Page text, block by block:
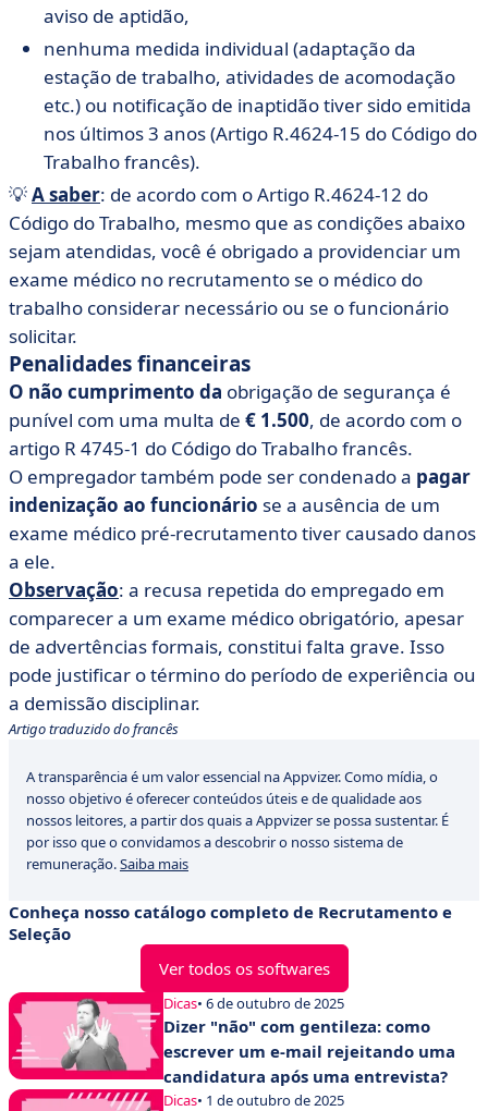
aviso de aptidão,
nenhuma medida individual (adaptação da
estação de trabalho, atividades de acomodação
etc.) ou notificação de inaptidão tiver sido emitida
nos últimos 3 anos (Artigo R.4624-15 do Código do
Trabalho francês).
💡A saber: de acordo com o Artigo R.4624-12 do
Código do Trabalho, mesmo que as condições abaixo
sejam atendidas, você é obrigado a providenciar um
exame médico no recrutamento se o médico do
trabalho considerar necessário ou se o funcionário
solicitar.
Penalidades financeiras
O não cumprimento da obrigação de segurança é
punível com uma multa de € 1.500, de acordo com o
artigo R 4745-1 do Código do Trabalho francês.
O empregador também pode ser condenado a pagar
indenização ao funcionário se a ausência de um
exame médico pré-recrutamento tiver causado danos
a ele.
Observação: a recusa repetida do empregado em
comparecer a um exame médico obrigatório, apesar
de advertências formais, constitui falta grave. Isso
pode justificar o término do período de experiência ou
a demissão disciplinar.
Artigo traduzido do francês
A transparência é um valor essencial na Appvizer. Como mídia, o
nosso objetivo é oferecer conteúdos úteis e de qualidade aos
nossos leitores, a partir dos quais a Appvizer se possa sustentar. É
por isso que o convidamos a descobrir o nosso sistema de
remuneração.Saiba mais
Conheça nosso catálogo completo de Recrutamento e
Seleção
Ver todos os softwares
Dicas• 6 de outubro de 2025
Dizer "não" com gentileza: como
escrever um e-mail rejeitando uma
candidatura após uma entrevista?
Dicas• 1 de outubro de 2025